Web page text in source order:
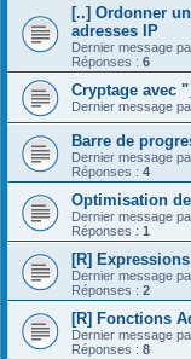
[..] Ordonner
adresses IP
Dernier message
Réponses : 6
Cryptage avec
Dernier message
Barre de
Dernier message
Réponses : 4
Optimisation
Dernier message
Réponses : 1
[R]
Dernier message
Réponses : 2
[R] Fonctions
Dernier message
Réponses : 8